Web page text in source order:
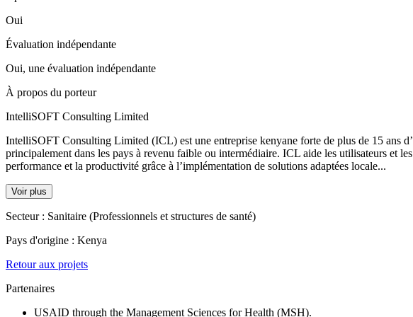
Oui
Évaluation indépendante
Oui, une évaluation indépendante
À propos du porteur
IntelliSOFT Consulting Limited
IntelliSOFT Consulting Limited (ICL) est une entreprise kenyane forte de plus de 15 ans
principalement dans les pays à revenu faible ou intermédiaire. ICL aide les utilisateurs et
performance et la productivité grâce à l’implémentation de solutions adaptées locale...
Voir plus
Secteur : Sanitaire (Professionnels et structures de santé)
Pays d'origine : Kenya
Retour aux projets
Partenaires
USAID through the Management Sciences for Health (MSH).